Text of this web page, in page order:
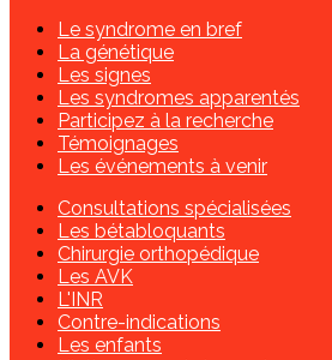
Le syndrome en bref
La génétique
Les signes
Les syndromes apparentés
Participez à la recherche
Témoignages
Les événements à venir
Consultations spécialisées
Les bétabloquants
Chirurgie orthopédique
Les AVK
L'INR
Contre-indications
Les enfants